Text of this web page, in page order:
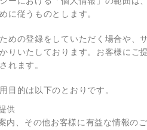
に従うものとします。
めの登録をしていただく場合や
りいたしております。お客様に
れます。
目的は以下のとおりです。
供
内、その他お客様に有益な情報の